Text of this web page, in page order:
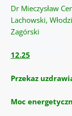
Dr Mieczysław
Lachowski,
Zagórski
12.25
Przekaz
Moc